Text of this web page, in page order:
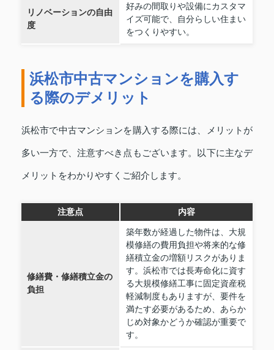
リノベーションの自由
度
好みの間取りや設備にカスタマ
イズ可能で、自分らしい住まい
をつくりやすい。
浜松市中古マンションを購入す
る際のデメリット
浜松市で中古マンションを購入する際には、メリットが
多い一方で、注意すべき点もございます。以下に主なデ
メリットをわかりやすくご紹介します。
注意点 内容
修繕費・修繕積立金の
負担
築年数が経過した物件は、大規
模修繕の費用負担や将来的な修
繕積立金の増額リスクがありま
す。浜松市では長寿命化に資す
る大規模修繕工事に固定資産税
軽減制度もありますが、要件を
満たす必要があるため、あらか
じめ対象かどうか確認が重要で
す。